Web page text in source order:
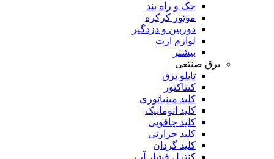
جک و راه بند
موتور کرکره
دوربین و دزدگیر
لوازم ارت
بیشتر
برق صنتعی
تابلو برق
کنتاکتور
کلید مینیاتوری
کلید اتوماتیک
کلید چاقویی
کلید حرارتی
کلید گردان
کنترل فشار آب